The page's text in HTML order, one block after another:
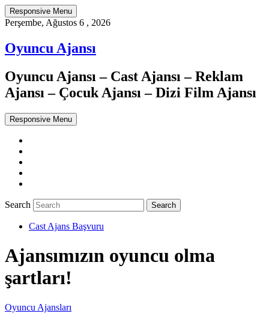
Responsive Menu
Perşembe, Ağustos 6 , 2026
Oyuncu Ajansı
Oyuncu Ajansı – Cast Ajansı – Reklam
Ajansı – Çocuk Ajansı – Dizi Film Ajansı
Responsive Menu
Search
Cast Ajans Başvuru
Ajansımızın oyuncu olma
şartları!
Oyuncu Ajansları